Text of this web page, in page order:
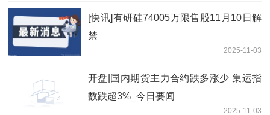
[快讯]有研硅74005万限售股11月10日解
禁
2025-11-03
开盘|国内期货主力合约跌多涨少 集运指
数跌超3%_今日要闻
2025-11-03